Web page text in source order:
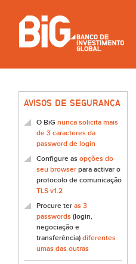
AVISOS DE SEGURANÇA
O BiG nunca solicita mais
de 3 caracteres da
password de login
Configure as opções do
seu browser para activar o
protocolo de comunicação
TLS v1.2
Procure ter as 3
passwords (login,
negociação e
transferência) diferentes
umas das outras